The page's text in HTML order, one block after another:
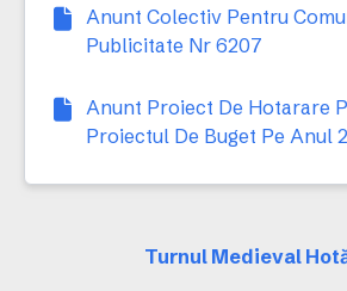
Anunt Colectiv Pentru
Publicitate Nr 6207
Anunt Proiect De Hotarare
Proiectul De Buget Pe Anul
Turnul Medieval